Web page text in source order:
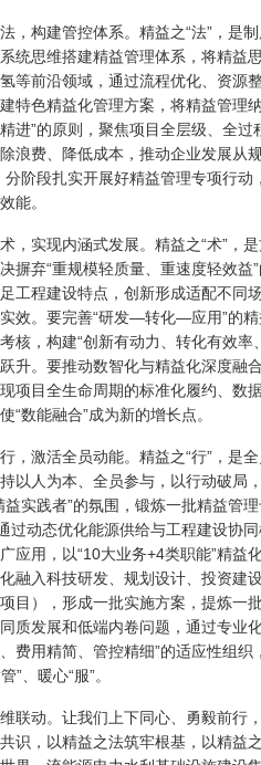
，构建管控体系。精益之“法”，是
统思维搭建精益管理体系，将精益
等前沿领域，通过流程优化、资源
特色精益化管理方案，将精益管理
进”的原则，聚焦项目全层级、全
浪费、降低成本，推动企业发展从
分阶段扎实开展好精益管理专项行
能。
，实现内涵式发展。精益之“术”，
摒弃“重规模轻质量、重速度轻效
工程建设特点，创新形成适配不同
效。要完善“研发—转化—应用”的
核，构建“创新有动力、转化有效
升。要推动数智化与精益化深度融
项目全生命周期的标准化履约、数
“数能融合”成为新的增长点。
，激活全员动能。精益之“行”，是
以人为本、全员参与，以行动破局
益实践者”的氛围，锻炼一批精益管
过动态优化能源供给与工程建设协
应用，以“10大业务+4类职能”精益
融入科技研发、规划设计、投资建
目），形成一批实施方案，提炼一
质发展和低端内卷问题，通过专业
费用精简、管控精细”的适应性组
”、暖心“服”。
联动。让我们上下同心、勇毅前行
识，以精益之法筑牢根基，以精益